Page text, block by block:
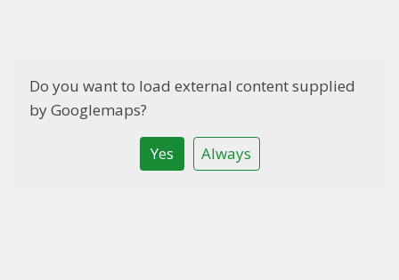
Do you want to load external content supplied
byGooglemaps?
Yes Always